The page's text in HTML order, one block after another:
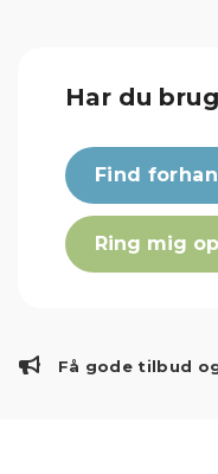
Har du
Find
Ring mig op
Få gode tilbud